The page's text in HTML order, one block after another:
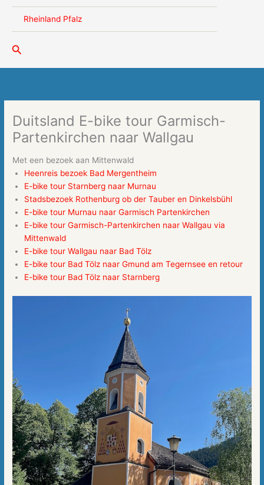
Rheinland Pfalz
Zoeken
Duitsland E-bike tour Garmisch-
Partenkirchen naar Wallgau
Met een bezoek aan Mittenwald
Heenreis bezoek Bad Mergentheim
E-bike tour Starnberg naar Murnau
Stadsbezoek Rothenburg ob der Tauber en Dinkelsbühl
E-bike tour Murnau naar Garmisch Partenkirchen
E-bike tour Garmisch-Partenkirchen naar Wallgau via
Mittenwald
E-bike tour Wallgau naar Bad Tölz
E-bike tour Bad Tölz naar Gmund am Tegernsee en retour
E-bike tour Bad Tölz naar Starnberg